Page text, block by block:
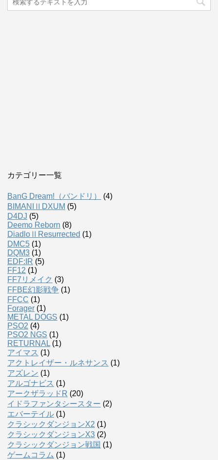
カテゴリー一覧
BanG Dream!（バンドリ）
(4)
BIMANIⅡDXUM (5)
D4DJ (5)
Deemo Reborn (8)
DiadloⅡResurrected (1)
DMC5 (1)
DQM3 (1)
EDF:IR (5)
FF12 (1)
FF7リメイク (3)
FFBE幻影戦争 (1)
FFCC (1)
Forager (1)
METAL DOGS (1)
PSO2 (4)
PSO2 NGS (1)
RETURNAL(1)
アイマス (1)
アクトレイザー・ルネサンス (1)
アズレン (1)
アルゴナビス (1)
アークザラッドR (20)
イドラファンタシースター (2)
エバーテイル (1)
クラシックダンジョンX2 (1)
クラシックダンジョンX3 (2)
クラシックダンジョン戦国 (1)
ゲームコラム (1)